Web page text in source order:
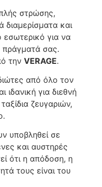
στρώσης,
διαμερίσματα και
για να
πράγματά σας.
την VERAGE.
από όλο τον
ιδανική για διεθνή
ζευγαριών,
υποβληθεί σε
και αυστηρές
ότι η απόδοση, η
τους είναι του